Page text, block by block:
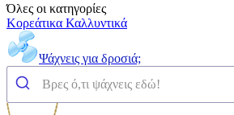
Όλες οι κατηγορίες
Κορεάτικα Καλλυντικά
Ψάχνεις για δροσιά;